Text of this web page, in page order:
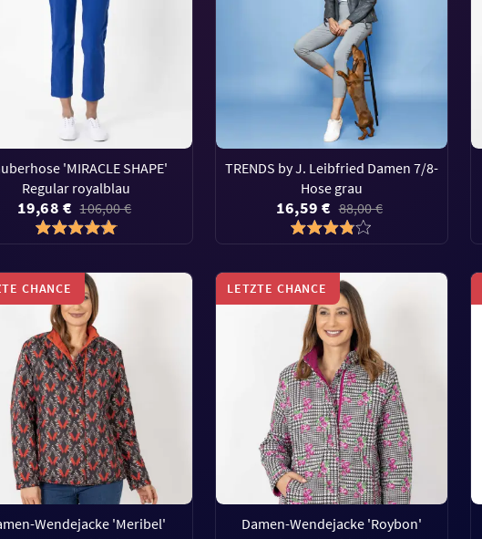
'MIRACLE SHAPE'
Regular royalblau
19,68 € 106,00 €
TRENDS by J. Leibfried Damen 7/8-
Hose grau
16,59 € 88,00 €
CHANCE
Wendejacke 'Meribel'
LETZTE CHANCE
Damen-Wendejacke 'Roybon'